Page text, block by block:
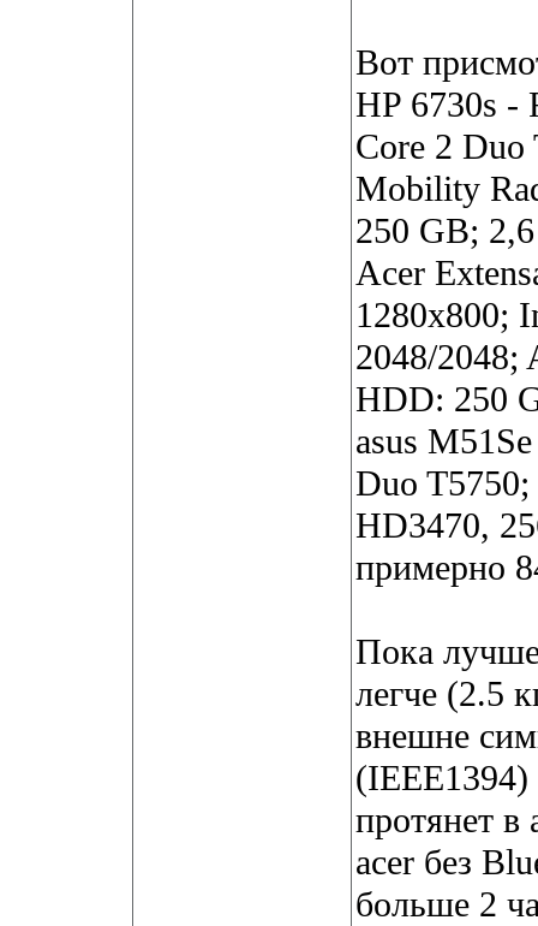
Вот
HP 6730s -
Core 2
Mobility
250 GB;
Acer
1280x800;
2048/2048;
HDD: 250
asus
Duo
HD3470,
примерно
Пока лучше
легче (2.5
внешне
протянет в
acer без
больше 2